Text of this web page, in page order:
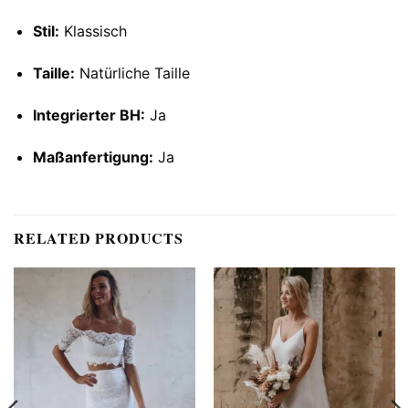
Stil: Klassisch
Taille: Natürliche Taille
Integrierter BH: Ja
Maßanfertigung: Ja
RELATED PRODUCTS